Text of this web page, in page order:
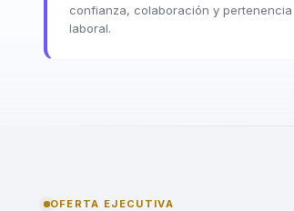
confianza, colaboración y pertenencia
laboral.
OFERTA EJECUTIVA